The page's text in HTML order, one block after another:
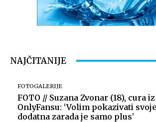
NAJČITANIJE
FOTOGALERIJE
FOTO // Suzana Zvonar (18), cura
OnlyFansu: ‘Volim pokazivati
dodatna zarada je samo plus’